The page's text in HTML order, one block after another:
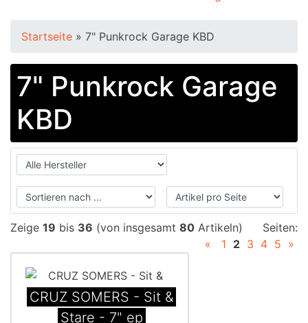
Startseite » 7" Punkrock Garage KBD
7" Punkrock Garage
KBD
Zeige 19 bis 36 (von insgesamt 80 Artikeln)
Seiten:
«
1 2 3 4 5 »
CRUZ SOMERS - Sit &
Stare - 7" ep